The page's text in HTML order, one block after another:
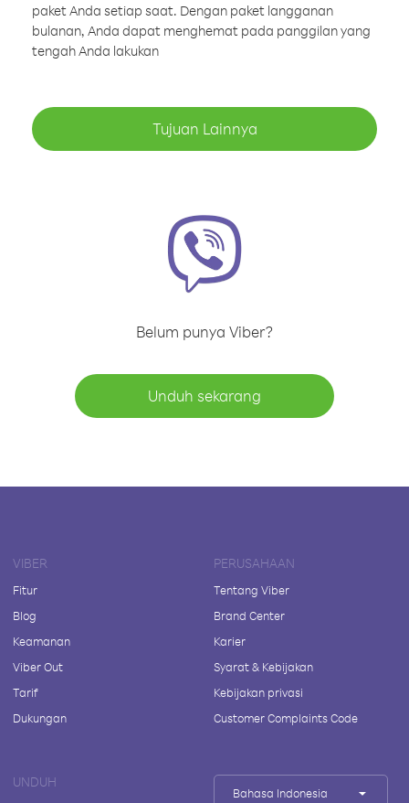
paket Anda setiap saat. Dengan paket langganan
bulanan, Anda dapat menghemat pada panggilan yang
tengah Anda lakukan
Tujuan Lainnya
Belum punya Viber?
Unduh sekarang
VIBER
Fitur
Blog
Keamanan
Viber Out
Tarif
Dukungan
PERUSAHAAN
Tentang Viber
Brand Center
Karier
Syarat & Kebijakan
Kebijakan privasi
Customer Complaints Code
UNDUH
Bahasa Indonesia